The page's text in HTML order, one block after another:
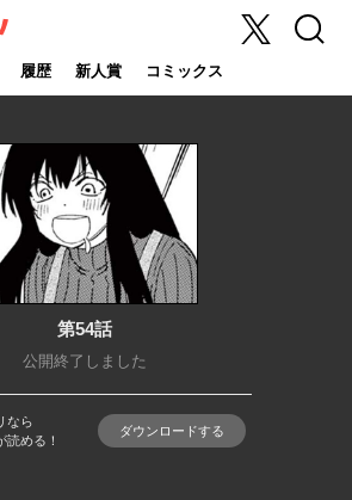
履歴 新人賞 コミックス
X 検索
第54話
公開終了しました
なら
読める！
ダウンロードする